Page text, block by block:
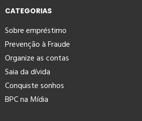
CATEGORIAS
Sobre empréstimo
Prevenção à Fraude
Organize as contas
Saia da dívida
Conquiste sonhos
BPC na Mídia